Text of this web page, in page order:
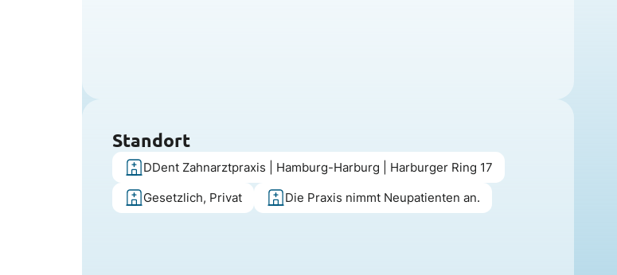
Standort
DDent Zahnarztpraxis | Hamburg-Harburg | Harburger Ring 17
Gesetzlich, Privat Die Praxis nimmt Neupatienten an.